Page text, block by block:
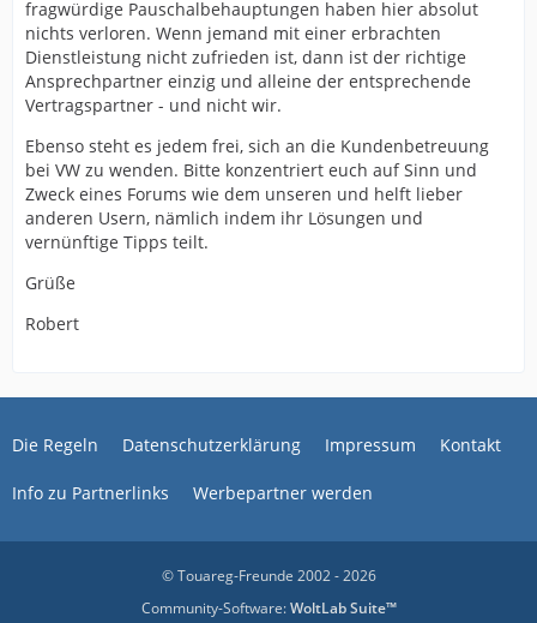
fragwürdige Pauschalbehauptungen haben hier absolut
nichts verloren. Wenn jemand mit einer erbrachten
Dienstleistung nicht zufrieden ist, dann ist der richtige
Ansprechpartner einzig und alleine der entsprechende
Vertragspartner - und nicht wir.
Ebenso steht es jedem frei, sich an die Kundenbetreuung
bei VW zu wenden. Bitte konzentriert euch auf Sinn und
Zweck eines Forums wie dem unseren und helft lieber
anderen Usern, nämlich indem ihr Lösungen und
vernünftige Tipps teilt.
Grüße
Robert
Die Regeln Datenschutzerklärung Impressum Kontakt
Info zu Partnerlinks Werbepartner werden
© Touareg-Freunde 2002 - 2026
Community-Software:WoltLab Suite™